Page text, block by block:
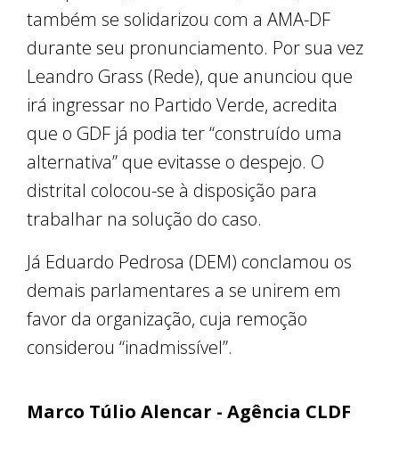
também se solidarizou com a AMA-DF
durante seu pronunciamento. Por sua vez
Leandro Grass (Rede), que anunciou que
irá ingressar no Partido Verde, acredita
que o GDF já podia ter “construído uma
alternativa” que evitasse o despejo. O
distrital colocou-se à disposição para
trabalhar na solução do caso.
Já Eduardo Pedrosa (DEM) conclamou os
demais parlamentares a se unirem em
favor da organização, cuja remoção
considerou “inadmissível”.
Marco Túlio Alencar - Agência CLDF